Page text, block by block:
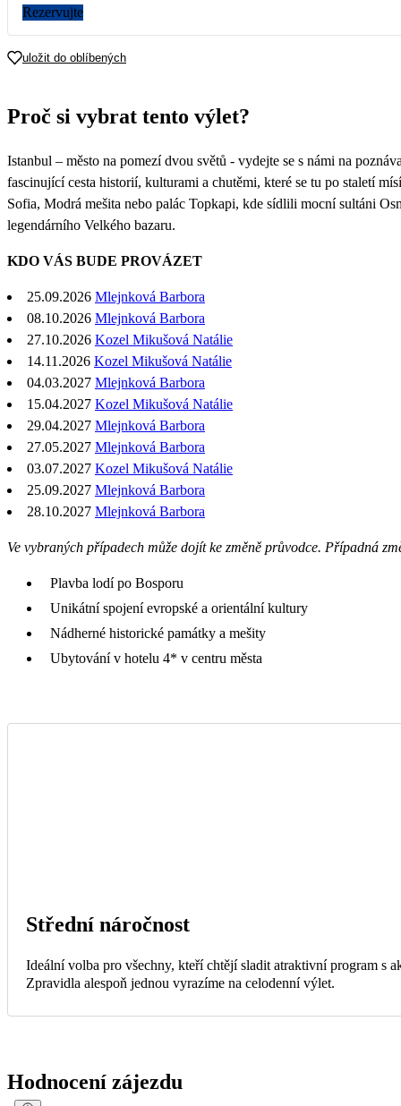
Rezervujte
uložit do oblíbených
Proč si vybrat tento výlet?
Istanbul – město na pomezí dvou světů - vydejte se s námi na
fascinující cesta historií, kulturami a chutěmi, které se tu po staletí
Sofia, Modrá mešita nebo palác Topkapi, kde sídlili mocní sultáni
legendárního Velkého bazaru.
KDO VÁS BUDE PROVÁZET
25.09.2026 Mlejnková Barbora
08.10.2026 Mlejnková Barbora
27.10.2026 Kozel Mikušová Natálie
14.11.2026 Kozel Mikušová Natálie
04.03.2027 Mlejnková Barbora
15.04.2027 Kozel Mikušová Natálie
29.04.2027 Mlejnková Barbora
27.05.2027 Mlejnková Barbora
03.07.2027 Kozel Mikušová Natálie
25.09.2027 Mlejnková Barbora
28.10.2027 Mlejnková Barbora
Ve vybraných případech může dojít ke změně průvodce. Případná
Plavba lodí po Bosporu
Unikátní spojení evropské a orientální kultury
Nádherné historické památky a mešity
Ubytování v hotelu 4* v centru města
Střední náročnost
Ideální volba pro všechny, kteří chtějí sladit atraktivní program s
Zpravidla alespoň jednou vyrazíme na celodenní výlet.
Hodnocení zájezdu